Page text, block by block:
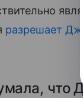
разрешает
что